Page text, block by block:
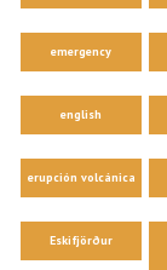
emergency
english
erupción volcánica
Eskifjörður